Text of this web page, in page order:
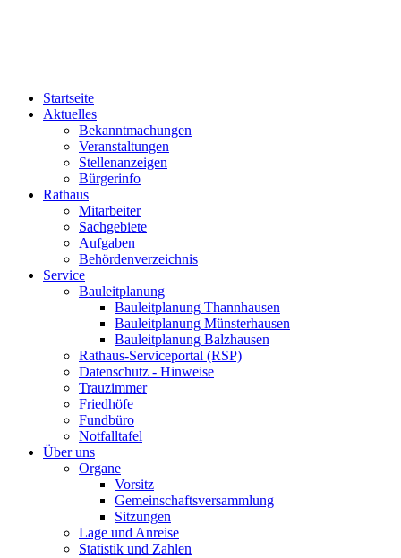
Startseite
Aktuelles
Bekanntmachungen
Veranstaltungen
Stellenanzeigen
Bürgerinfo
Rathaus
Mitarbeiter
Sachgebiete
Aufgaben
Behördenverzeichnis
Service
Bauleitplanung
Bauleitplanung Thannhausen
Bauleitplanung Münsterhausen
Bauleitplanung Balzhausen
Rathaus-Serviceportal (RSP)
Datenschutz - Hinweise
Trauzimmer
Friedhöfe
Fundbüro
Notfalltafel
Über uns
Organe
Vorsitz
Gemeinschaftsversammlung
Sitzungen
Lage und Anreise
Statistik und Zahlen